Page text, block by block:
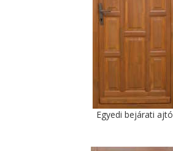
Egyedi bejárati ajtó